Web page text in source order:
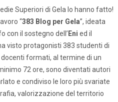
Superiori di Gela lo hanno fatto!
“383 Blog per Gela”, ideata
con il sostegno dell’ Eni ed il
visto protagonisti 383 studenti di
formati, al termine di un
72 ore, sono diventati autori
e condiviso le loro più svariate
valorizzazione del territorio